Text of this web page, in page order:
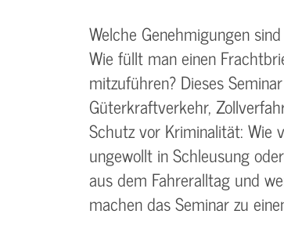
Welche Genehmigungen
Wie füllt man einen
mitzuführen? Dieses
Güterkraftverkehr,
Schutz vor Kriminalität: Wie
ungewollt in Schleusung
aus dem Fahreralltag und
machen das Seminar zu